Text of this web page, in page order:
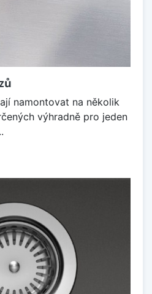
namontovat na několik
výhradně pro jeden